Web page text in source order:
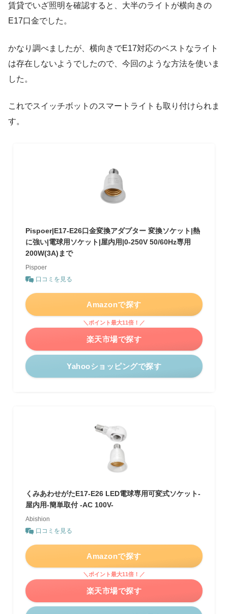
賃貸でいざ照明を確認すると、大半のライトが横向きの
E17口金でした。
かなり調べましたが、横向きでE17対応のベストなライト
は存在しないようでしたので、今回のような方法を使いま
した。
これでスイッチボットのスマートライトも取り付けられま
す。
Pispoer|E17-E26口金変換アダプター 変換ソケット|熱
に強い|電球用ソケット|屋内用|0-250V 50/60Hz専用
200W(3A)まで
Pispoer
口コミを見る
Amazonで探す
＼ポイント最大11倍！／
楽天市場で探す
Yahooショッピングで探す
くみあわせがたE17-E26 LED電球専用可変式ソケット-
屋内用-簡単取付 -AC 100V-
Abishion
口コミを見る
Amazonで探す
＼ポイント最大11倍！／
楽天市場で探す